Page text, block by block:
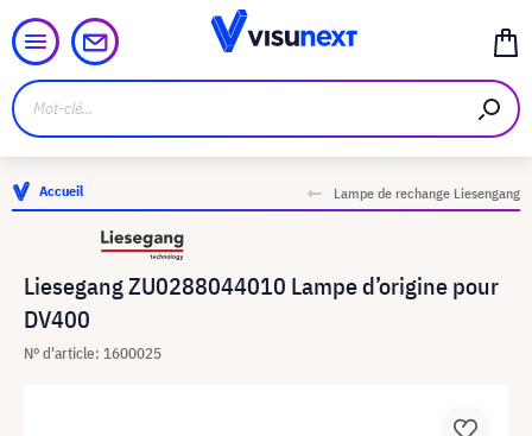
Accueil Lampe de rechange Liesengang
Liesegang ZU0288044010 Lampe d’origine pour
DV400
N° d'article: 1600025